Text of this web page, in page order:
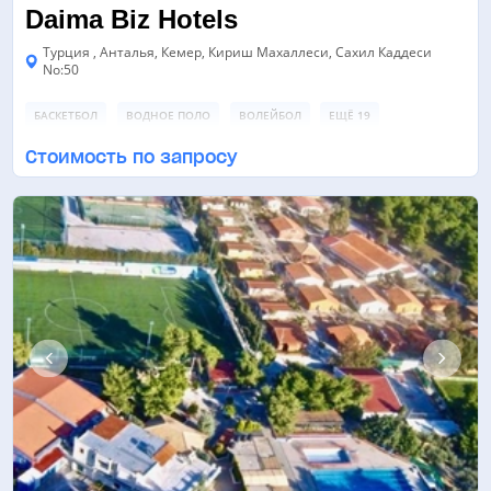
Daima Biz Hotels
Турция , Анталья, Кемер, Кириш Махаллеси, Сахил Каддеси
No:50
БАСКЕТБОЛ ВОДНОЕ ПОЛО ВОЛЕЙБОЛ ЕЩЁ 19
ФУТБОЛЬНОЕ ПОЛЕ ТРЕНАЖЕРНЫЙ ЗАЛ
Стоимость по запросу